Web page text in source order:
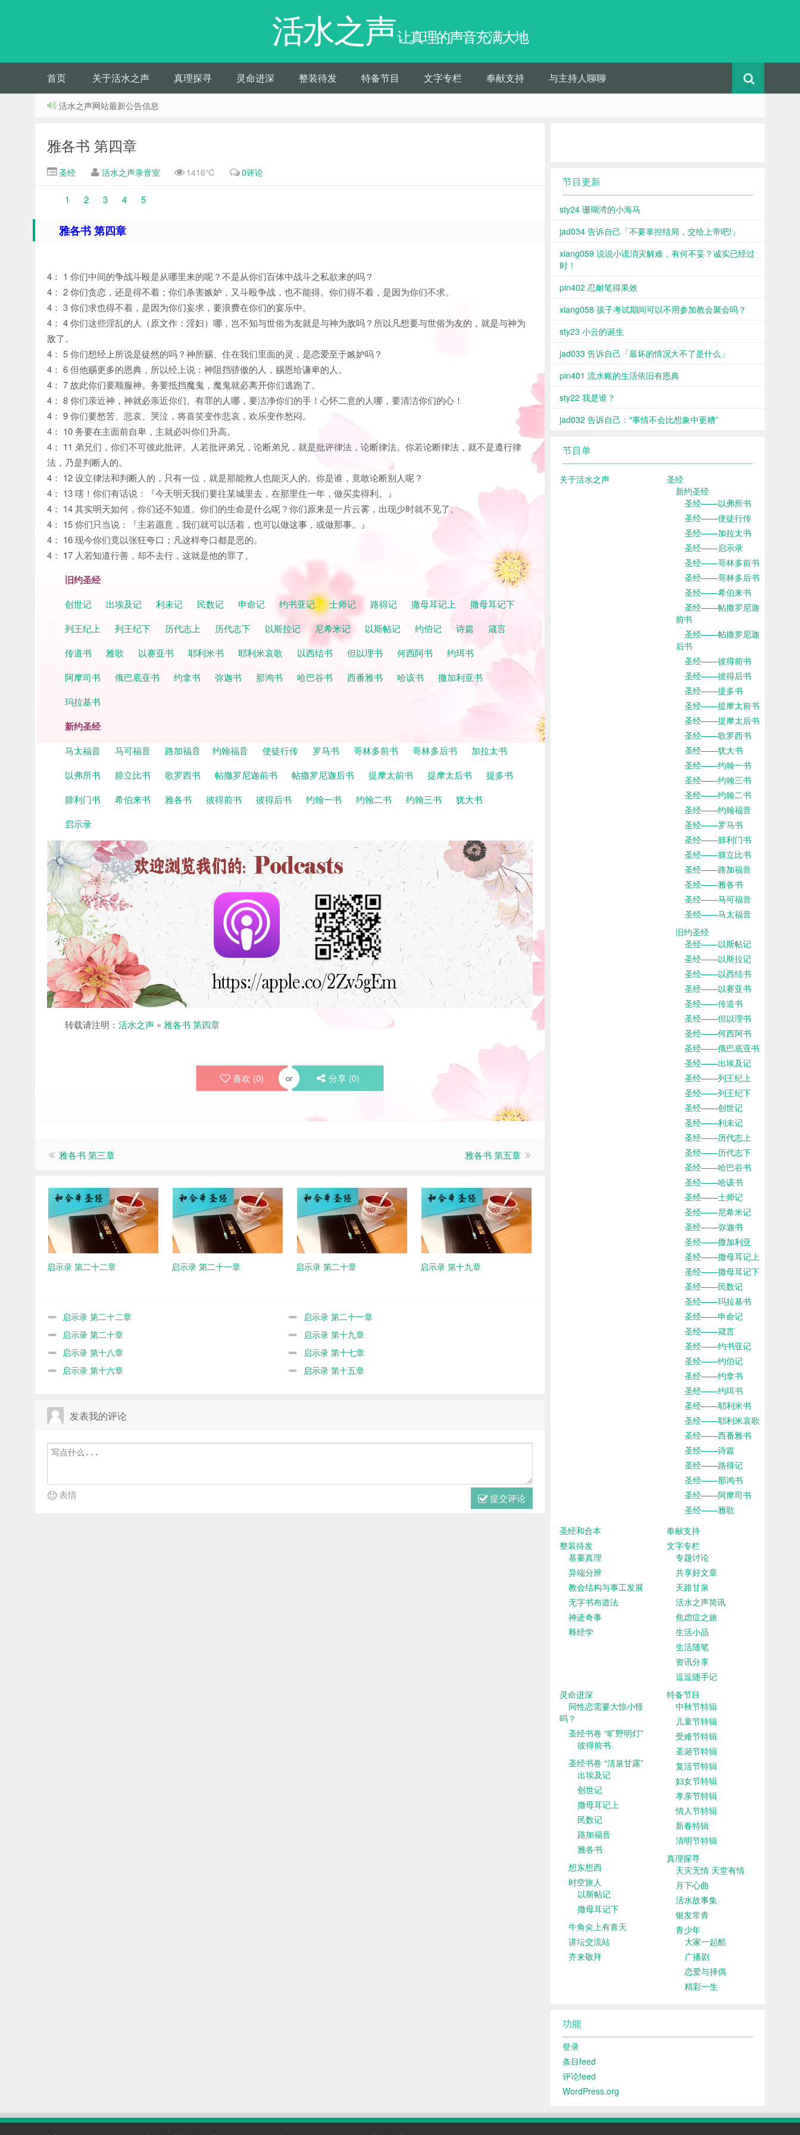
活水之声让真理的声音充满大地
首页 关于活水之声 真理探寻 灵命进深 整装待发 特备节目 文字专栏 奉献支持 与主持人聊聊
活水之声网站最新公告信息
雅各书 第四章
圣经 活水之声录音室 1416℃ 0评论
1 2 3 4 5
雅各书 第四章
4： 1 你们中间的争战斗殴是从哪里来的呢？不是从你们百体中战斗之私欲来的吗？
4： 2 你们贪恋，还是得不着；你们杀害嫉妒，又斗殴争战，也不能得。你们得不着，是因为你们不求。
4： 3 你们求也得不着，是因为你们妄求，要浪费在你们的宴乐中。
4： 4 你们这些淫乱的人（原文作：淫妇）哪，岂不知与世俗为友就是与神为敌吗？所以凡想要与世俗为友的，就是与神为
敌了。
4： 5 你们想经上所说是徒然的吗？神所赐、住在我们里面的灵，是恋爱至于嫉妒吗？
4： 6 但他赐更多的恩典，所以经上说：神阻挡骄傲的人，赐恩给谦卑的人。
4： 7 故此你们要顺服神。务要抵挡魔鬼，魔鬼就必离开你们逃跑了。
4： 8 你们亲近神，神就必亲近你们。有罪的人哪，要洁净你们的手！心怀二意的人哪，要清洁你们的心！
4： 9 你们要愁苦、悲哀、哭泣，将喜笑变作悲哀，欢乐变作愁闷。
4： 10 务要在主面前自卑，主就必叫你们升高。
4： 11 弟兄们，你们不可彼此批评。人若批评弟兄，论断弟兄，就是批评律法，论断律法。你若论断律法，就不是遵行律
法，乃是判断人的。
4： 12 设立律法和判断人的，只有一位，就是那能救人也能灭人的。你是谁，竟敢论断别人呢？
4： 13 嗐！你们有话说：『今天明天我们要往某城里去，在那里住一年，做买卖得利。』
4： 14 其实明天如何，你们还不知道。你们的生命是什么呢？你们原来是一片云雾，出现少时就不见了。
4： 15 你们只当说：『主若愿意，我们就可以活着，也可以做这事，或做那事。』
4： 16 现今你们竟以张狂夸口；凡这样夸口都是恶的。
4： 17 人若知道行善，却不去行，这就是他的罪了。
旧约圣经
创世记 出埃及记 利未记 民数记 申命记 约书亚记 士师记 路得记 撒母耳记上
撒母耳记下
列王纪上
列王纪下 历代志上 历代志下 以斯拉记 尼希米记 以斯帖记 约伯记 诗篇
箴言
传道书
雅歌 以赛亚书 耶利米书 耶利米哀歌 以西结书 但以理书 何西阿书
约珥书
阿摩司书
俄巴底亚书 约拿书 弥迦书 那鸿书 哈巴谷书 西番雅书 哈该书
撒加利亚书
玛拉基书
新约圣经
马太福音 马可福音 路加福音 约翰福音 使徒行传 罗马书 哥林多前书 哥林多后书
加拉太书
以弗所书
腓立比书 歌罗西书 帖撒罗尼迦前书 帖撒罗尼迦后书 提摩太前书 提摩太后书
提多书
腓利门书
希伯来书 雅各书 彼得前书 彼得后书 约翰一书 约翰二书 约翰三书
犹大书
启示录
转载请注明： 活水之声 » 雅各书 第四章
喜欢 (0) or 分享 (0)
雅各书 第三章 雅各书 第五章
启示录 第二十二章 启示录 第二十一章 启示录 第二十章 启示录 第十九章
启示录 第二十二章
启示录 第二十一章
启示录 第二十章
启示录 第十九章
启示录 第十八章
启示录 第十七章
启示录 第十六章
启示录 第十五章
发表我的评论
提交评论
表情
节目更新
sty24 珊瑚湾的小海马
jad034 告诉自己「不要掌控结局，交给上帝吧!」
xiang059 说说小谎消灾解难，有何不妥？诚实已经过
时！
pin402 忍耐笔得果效
xiang058 孩子考试期间可以不用参加教会聚会吗？
sty23 小云的诞生
jad033 告诉自己「最坏的情况大不了是什么」
pin401 流水账的生活依旧有恩典
sty22 我是谁？
jad032 告诉自己：“事情不会比想象中更糟”
节目单
关于活水之声
圣经
新约圣经
圣经——以弗所书
圣经——使徒行传
圣经——加拉太书
圣经——启示录
圣经——哥林多前书
圣经——哥林多后书
圣经——希伯来书
圣经——帖撒罗尼迦
前书
圣经——帖撒罗尼迦
后书
圣经——彼得前书
圣经——彼得后书
圣经——提多书
圣经——提摩太前书
圣经——提摩太后书
圣经——歌罗西书
圣经——犹大书
圣经——约翰一书
圣经——约翰三书
圣经——约翰二书
圣经——约翰福音
圣经——罗马书
圣经——腓利门书
圣经——腓立比书
圣经——路加福音
圣经——雅各书
圣经——马可福音
圣经——马太福音
旧约圣经
圣经——以斯帖记
圣经——以斯拉记
圣经——以西结书
圣经——以赛亚书
圣经——传道书
圣经——但以理书
圣经——何西阿书
圣经——俄巴底亚书
圣经——出埃及记
圣经——列王纪上
圣经——列王纪下
圣经——创世记
圣经——利未记
圣经——历代志上
圣经——历代志下
圣经——哈巴谷书
圣经——哈该书
圣经——士师记
圣经——尼希米记
圣经——弥迦书
圣经——撒加利亚
圣经——撒母耳记上
圣经——撒母耳记下
圣经——民数记
圣经——玛拉基书
圣经——申命记
圣经——箴言
圣经——约书亚记
圣经——约伯记
圣经——约拿书
圣经——约珥书
圣经——耶利米书
圣经——耶利米哀歌
圣经——西番雅书
圣经——诗篇
圣经——路得记
圣经——那鸿书
圣经——阿摩司书
圣经——雅歌
圣经和合本
奉献支持
整装待发
基要真理
异端分辨
教会结构与事工发展
无字书布道法
神迹奇事
释经学
文字专栏
专题讨论
共享好文章
天路甘泉
活水之声简讯
焦虑症之旅
生活小品
生活随笔
资讯分享
逗逗随手记
灵命进深
同性恋需要大惊小怪
吗？
圣经书卷 “旷野明灯”
彼得前书
圣经书卷 “清泉甘露”
出埃及记
创世记
撒母耳记上
民数记
路加福音
雅各书
想东想西
时空旅人
以斯帖记
撒母耳记下
牛角尖上有青天
讲坛交流站
齐来敬拜
特备节目
中秋节特辑
儿童节特辑
受难节特辑
圣诞节特辑
复活节特辑
妇女节特辑
孝亲节特辑
情人节特辑
新春特辑
清明节特辑
真理探寻
天灾无情 天堂有情
月下心曲
活水故事集
银发常青
青少年
大家一起酷
广播剧
恋爱与择偶
精彩一生
功能
登录
条目feed
评论feed
WordPress.org